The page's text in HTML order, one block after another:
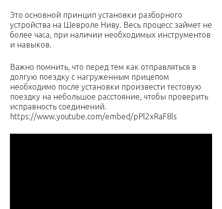
Это основной принцип установки разборного
устройства на Шевроле Ниву. Весь процесс займет не
более часа, при наличии необходимых инструментов
и навыков.
Важно помнить, что перед тем как отправляться в
долгую поездку с нагруженным прицепом
необходимо после установки произвести тестовую
поездку на небольшое расстояние, чтобы проверить
исправность соединений.
https://www.youtube.com/embed/pPl2xRaF8ls